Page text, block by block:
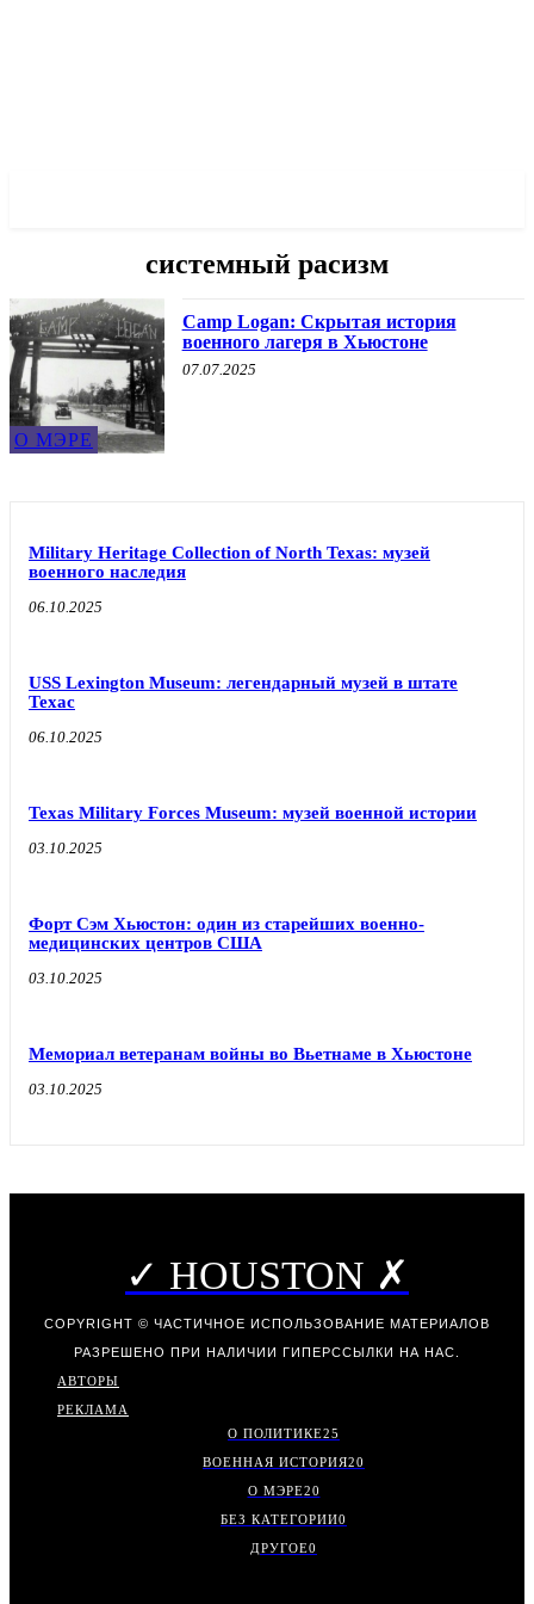
системный расизм
О МЭРЕ
Camp Logan: Скрытая история
военного лагеря в Хьюстоне
07.07.2025
Military Heritage Collection of North Texas: музей
военного наследия
06.10.2025
USS Lexington Museum: легендарный музей в штате
Техас
06.10.2025
Texas Military Forces Museum: музей военной истории
03.10.2025
Форт Сэм Хьюстон: один из старейших военно-
медицинских центров США
03.10.2025
Мемориал ветеранам войны во Вьетнаме в Хьюстоне
03.10.2025
✓ HOUSTON ✗
COPYRIGHT © ЧАСТИЧНОЕ ИСПОЛЬЗОВАНИЕ МАТЕРИАЛОВ
РАЗРЕШЕНО ПРИ НАЛИЧИИ ГИПЕРССЫЛКИ НА НАС.
АВТОРЫ
РЕКЛАМА
О ПОЛИТИКЕ25
ВОЕННАЯ ИСТОРИЯ20
О МЭРЕ20
БЕЗ КАТЕГОРИИ0
ДРУГОЕ0